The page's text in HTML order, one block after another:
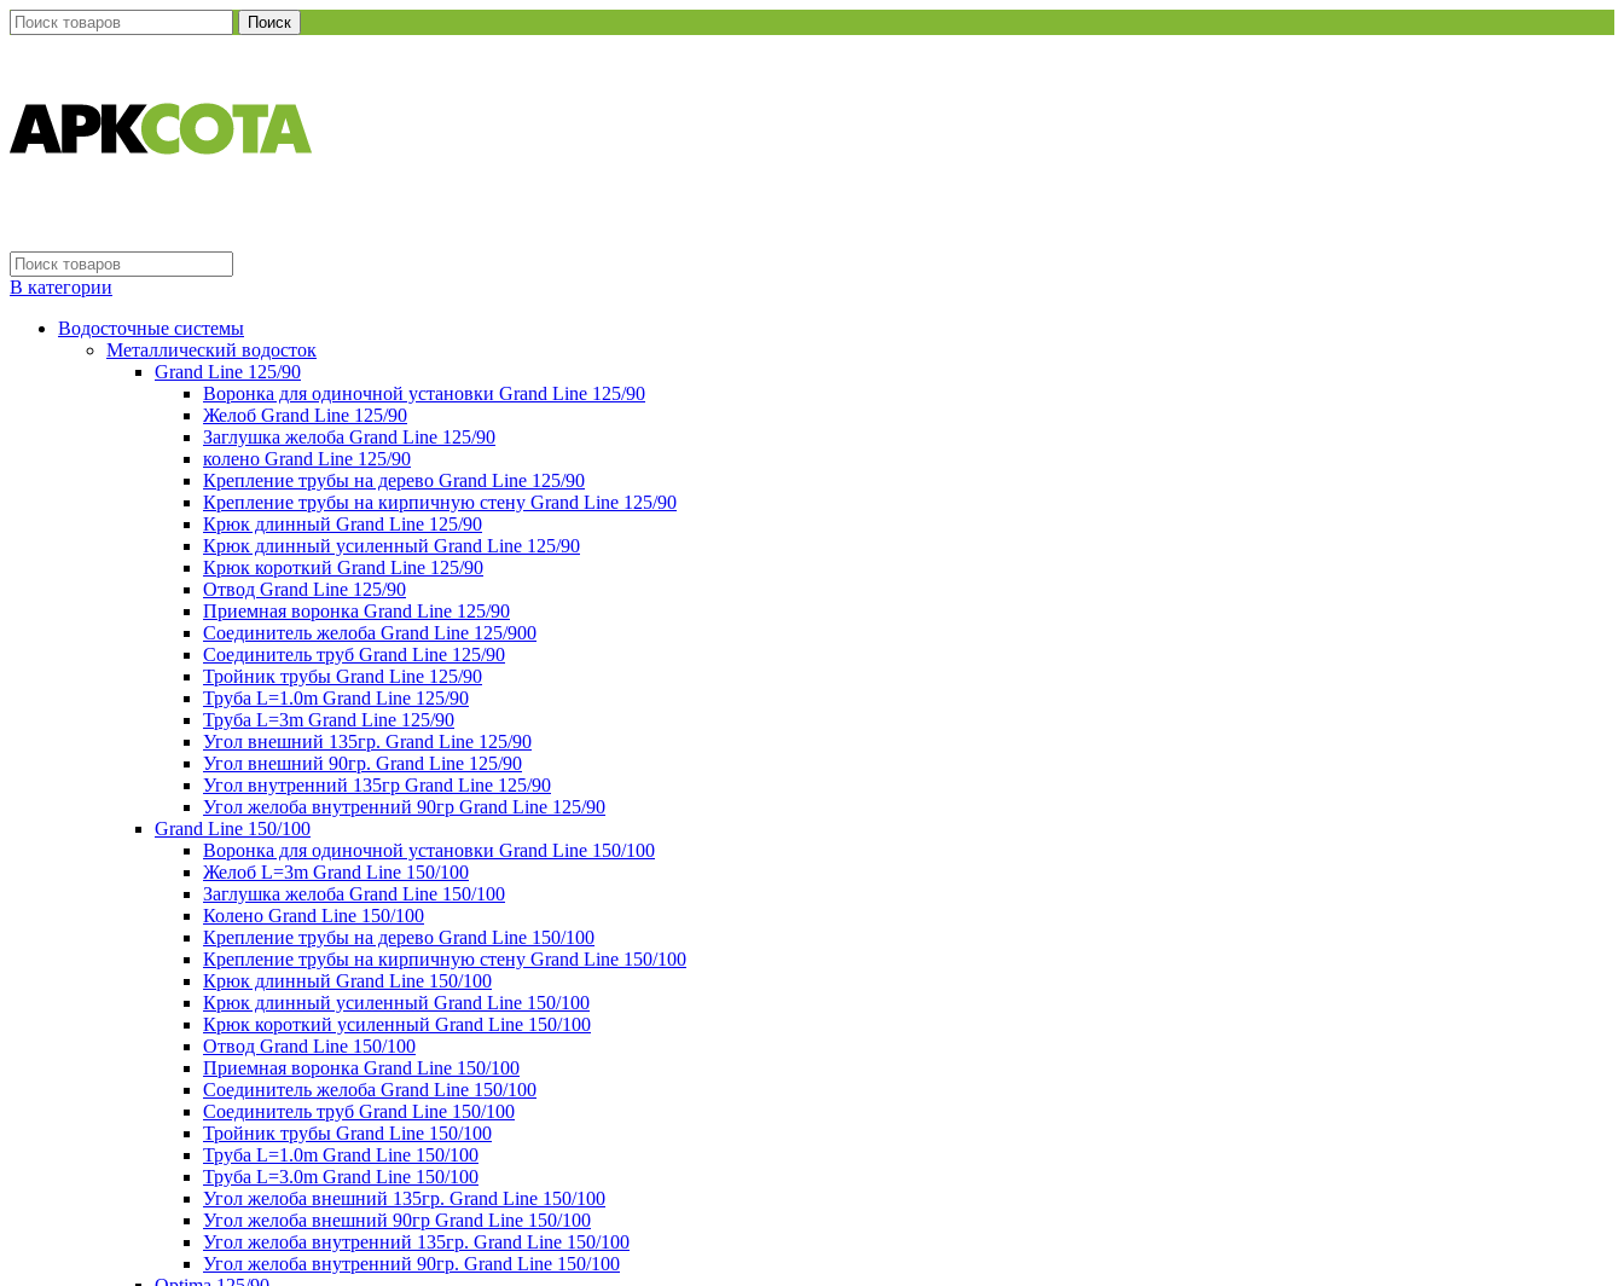
Поиск
В категории
Водосточные системы
Металлический водосток
Grand Line 125/90
Воронка для одиночной установки Grand Line 125/90
Желоб Grand Line 125/90
Заглушка желоба Grand Line 125/90
колено Grand Line 125/90
Крепление трубы на дерево Grand Line 125/90
Крепление трубы на кирпичную стену Grand Line 125/90
Крюк длинный Grand Line 125/90
Крюк длинный усиленный Grand Line 125/90
Крюк короткий Grand Line 125/90
Отвод Grand Line 125/90
Приемная воронка Grand Line 125/90
Соединитель желоба Grand Line 125/900
Соединитель труб Grand Line 125/90
Тройник трубы Grand Line 125/90
Труба L=1.0m Grand Line 125/90
Труба L=3m Grand Line 125/90
Угол внешний 135гр. Grand Line 125/90
Угол внешний 90гр. Grand Line 125/90
Угол внутренний 135гр Grand Line 125/90
Угол желоба внутренний 90гр Grand Line 125/90
Grand Line 150/100
Воронка для одиночной установки Grand Line 150/100
Желоб L=3m Grand Line 150/100
Заглушка желоба Grand Line 150/100
Колено Grand Line 150/100
Крепление трубы на дерево Grand Line 150/100
Крепление трубы на кирпичную стену Grand Line 150/100
Крюк длинный Grand Line 150/100
Крюк длинный усиленный Grand Line 150/100
Крюк короткий усиленный Grand Line 150/100
Отвод Grand Line 150/100
Приемная воронка Grand Line 150/100
Соединитель желоба Grand Line 150/100
Соединитель труб Grand Line 150/100
Тройник трубы Grand Line 150/100
Труба L=1.0m Grand Line 150/100
Труба L=3.0m Grand Line 150/100
Угол желоба внешний 135гр. Grand Line 150/100
Угол желоба внешний 90гр Grand Line 150/100
Угол желоба внутренний 135гр. Grand Line 150/100
Угол желоба внутренний 90гр. Grand Line 150/100